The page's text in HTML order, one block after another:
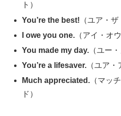
ト）
You’re the best! （ユア・ザ
I owe you one. （アイ・オ
You made my day. （ユー
You’re a lifesaver. （ユア・
Much appreciated. （マッ
ド）